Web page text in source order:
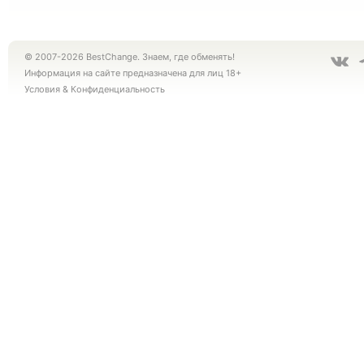
© 2007-2026 BestChange. Знаем, где обменять!
Информация на сайте предназначена для лиц 18+
Условия & Конфиденциальность